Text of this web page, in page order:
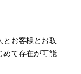
とお客様とお取
めて存在が可能